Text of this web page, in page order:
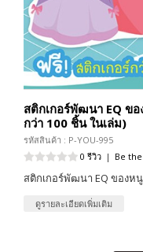
สติกเกอร์พัฒนา EQ ข
กว่า 100 ชิ้น ในเล่ม)
รหัสสินค้า : P-YOU-995
0 รีวิว | Be
สติกเกอร์พัฒนา EQ ของห
ดูรายละเอียดเพิ่มเติม